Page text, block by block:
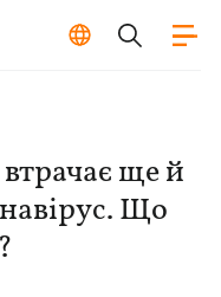
ще й
Що